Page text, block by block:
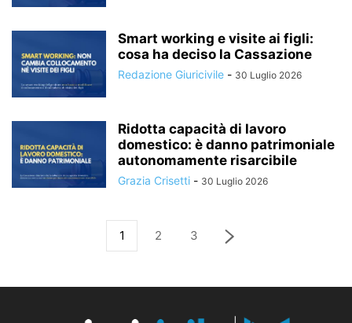
Smart working e visite ai figli:
cosa ha deciso la Cassazione
Redazione Giuricivile - 30 Luglio 2026
Ridotta capacità di lavoro
domestico: è danno patrimoniale
autonomamente risarcibile
Grazia Crisetti - 30 Luglio 2026
1 2 3